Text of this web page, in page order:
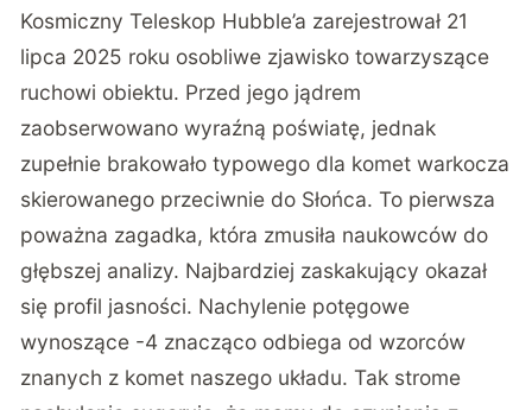
Kosmiczny Teleskop Hubble’a zarejestrował 21
lipca 2025 roku osobliwe zjawisko towarzyszące
ruchowi obiektu. Przed jego jądrem
zaobserwowano wyraźną poświatę, jednak
zupełnie brakowało typowego dla komet warkocza
skierowanego przeciwnie do Słońca. To pierwsza
poważna zagadka, która zmusiła naukowców do
głębszej analizy. Najbardziej zaskakujący okazał
się profil jasności. Nachylenie potęgowe
wynoszące -4 znacząco odbiega od wzorców
znanych z komet naszego układu. Tak strome